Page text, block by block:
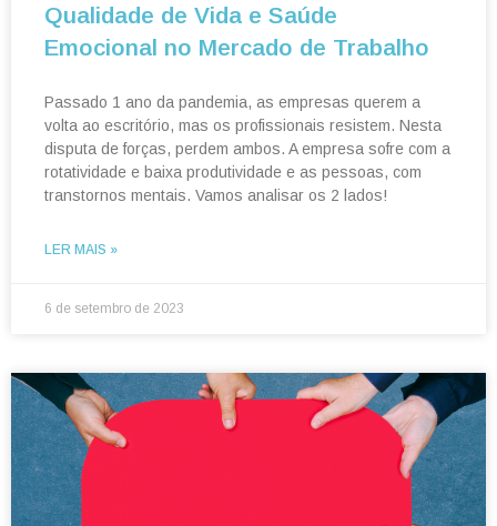
Qualidade de Vida e Saúde
Emocional no Mercado de Trabalho
Passado 1 ano da pandemia, as empresas querem a
volta ao escritório, mas os profissionais resistem. Nesta
disputa de forças, perdem ambos. A empresa sofre com a
rotatividade e baixa produtividade e as pessoas, com
transtornos mentais. Vamos analisar os 2 lados!
LER MAIS »
6 de setembro de 2023